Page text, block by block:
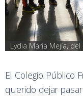
Lydia María Mejía,
El Colegio Público
querido dejar